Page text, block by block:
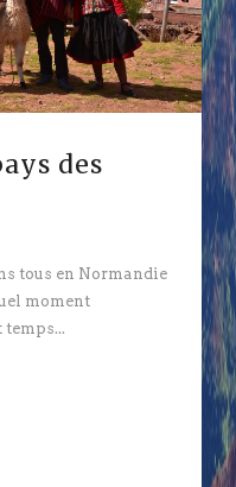
des
tous en Normandie
moment